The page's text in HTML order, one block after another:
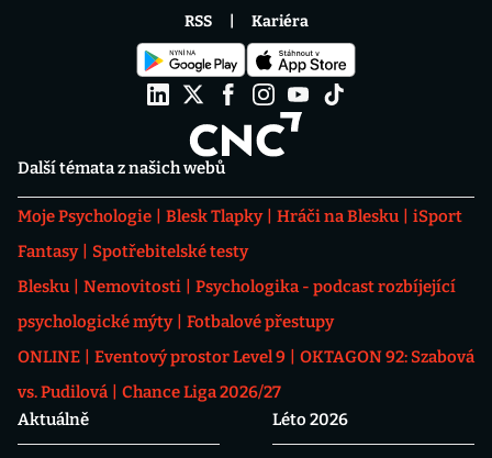
Další témata z našich webů
Moje Psychologie Blesk Tlapky Hráči na Blesku
iSport
Fantasy
Spotřebitelské testy
Blesku
Nemovitosti
Psychologika - podcast rozbíjející
psychologické mýty
Fotbalové přestupy
ONLINE
Eventový prostor Level 9
OKTAGON 92: Szabová
vs. Pudilová
Chance Liga 2026/27
Aktuálně
Léto 2026
RSS Kariéra